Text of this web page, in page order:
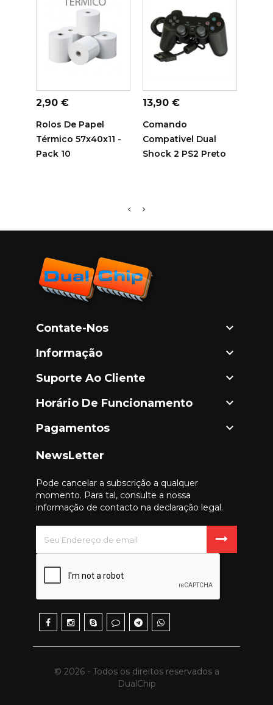
CARRINHO
Preço
2,90 €
Rolos De Papel
Térmico 57x40x11 -
Pack 10
CARRINHO
Preço
13,90 €
Comando
Compativel Dual
Shock 2 PS2 Preto
Contate-Nos 
Informação 
Suporte Ao Cliente 
Horário De Funcionamento 
Pagamentos 
NewsLetter
Pode cancelar a subscrição a qualquer
momento. Para tal, consulte a nossa
informação de contacto na declaração legal.
© 2026 - Todos os direitos reservados a
DualChip